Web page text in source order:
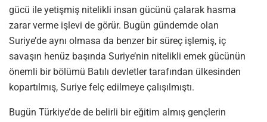
gücü ile yetişmiş nitelikli insan gücünü çalarak hasma
zarar verme işlevi de görür. Bugün gündemde olan
Suriye’de aynı olmasa da benzer bir süreç işlemiş, iç
savaşın henüz başında Suriye’nin nitelikli emek gücünün
önemli bir bölümü Batılı devletler tarafından ülkesinden
kopartılmış, Suriye felç edilmeye çalışılmıştı.
Bugün Türkiye’de de belirli bir eğitim almış gençlerin